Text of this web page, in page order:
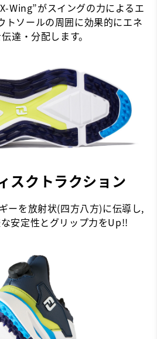
Wing”がスイングの力によるエ
トソールの周囲に効果的にエネ
達・分配します。
スクトラクション
ーを放射状(四方八方)に伝導し,
安定性とグリップ力をUp!!